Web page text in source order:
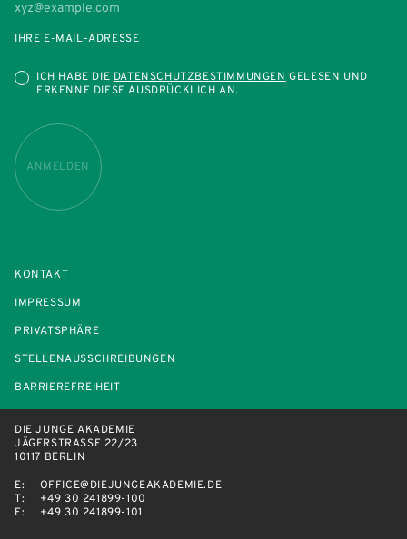
IHRE E-MAIL-ADRESSE
ICH HABE DIEDATENSCHUTZBESTIMMUNGENGELESEN UND
ERKENNE DIESE AUSDRÜCKLICH AN.
ANMELDEN
KONTAKT
IMPRESSUM
PRIVATSPHÄRE
STELLENAUSSCHREIBUNGEN
BARRIEREFREIHEIT
DIE JUNGE AKADEMIE
JÄGERSTRASSE 22/23
10117 BERLIN
E:
OFFICE@DIEJUNGEAKADEMIE.DE
T:
+49 30 241899-100
F:
+49 30 241899-101